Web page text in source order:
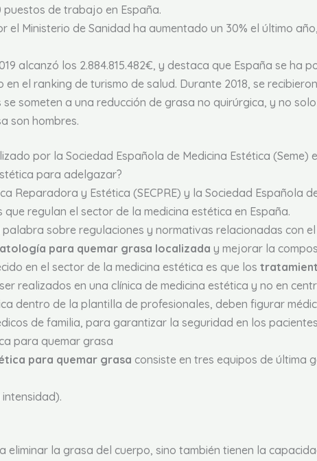
puestos de trabajo en España.
el Ministerio de Sanidad ha aumentado un 30% el último
alcanzó los 2.884.815.482€, y destaca que España se ha
el ranking de turismo de salud. Durante 2018, se
someten a una reducción de grasa no quirúrgica, y no
son hombres.
por la Sociedad Española de Medicina Estética (Seme)
para adelgazar?
Reparadora y Estética (SECPRE) y la Sociedad Española
regulan el sector de la medicina estética en España.
sobre regulaciones y normativas relacionadas con
para quemar grasa localizada y mejorar la
en el sector de la medicina estética es que los
realizados en una clínica de medicina estética y no en
dentro de la plantilla de profesionales, deben figurar
de familia, para garantizar la seguridad en los
para quemar grasa
para quemar grasa consiste en tres equipos de última
eliminar la grasa del cuerpo, sino también tienen la